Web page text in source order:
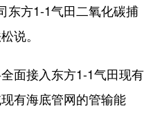
东方1-1气田二氧化碳捕
说。
接入东方1-1气田现有
有海底管网的管输能